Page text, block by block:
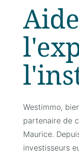
Westimmo,
partenaire de
Maurice.
investisseurs